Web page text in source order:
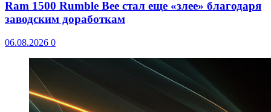
Ram 1500 Rumble Bee стал еще «злее» благодаря
заводским доработкам
06.08.2026 0